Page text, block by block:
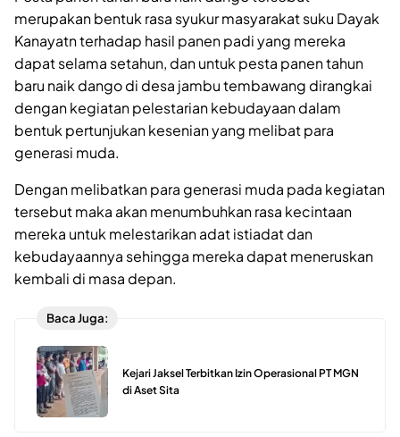
merupakan bentuk rasa syukur masyarakat suku Dayak
Kanayatn terhadap hasil panen padi yang mereka
dapat selama setahun, dan untuk pesta panen tahun
baru naik dango di desa jambu tembawang dirangkai
dengan kegiatan pelestarian kebudayaan dalam
bentuk pertunjukan kesenian yang melibat para
generasi muda.
Dengan melibatkan para generasi muda pada kegiatan
tersebut maka akan menumbuhkan rasa kecintaan
mereka untuk melestarikan adat istiadat dan
kebudayaannya sehingga mereka dapat meneruskan
kembali di masa depan.
Baca Juga:
Kejari Jaksel Terbitkan Izin Operasional PT MGN
di Aset Sita